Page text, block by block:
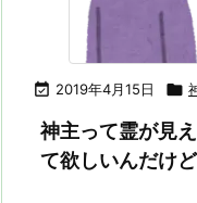
 2019年4月15日 
神主って霊が見
て欲しいんだけ